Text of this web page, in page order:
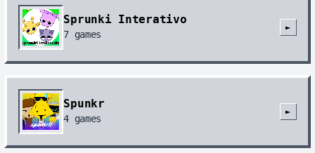
Sprunki Interativo
7 games
►
Spunkr
4 games
►